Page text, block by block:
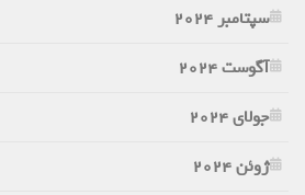
سپتامبر 2024
آگوست 2024
جولای 2024
ژوئن 2024